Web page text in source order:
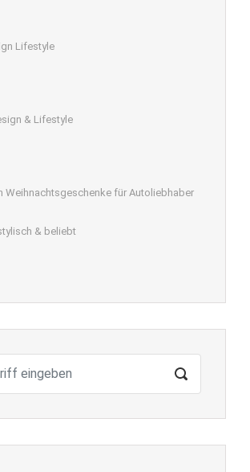
Lifestyle
& Lifestyle
Weihnachtsgeschenke für Autoliebhaber
& beliebt